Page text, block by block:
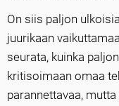
On siis paljon
juurikaan
seurata, kuinka
kritisoimaan omaa
parannettavaa,